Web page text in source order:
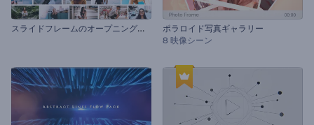
ス
ライドフレームのオープニング動画
ポラロイド写真ギャラリー
8 映像シーン